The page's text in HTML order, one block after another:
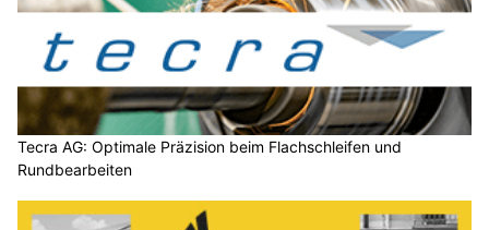
Tecra AG: Optimale Präzision beim Flachschleifen und
Rundbearbeiten